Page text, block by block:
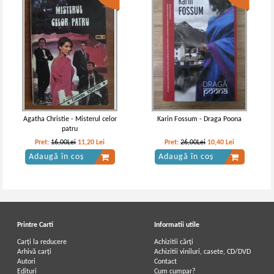
Agatha Christie - Misterul celor
patru
Pret:16,00Lei 11,20 Lei
Adaugă în coș
Karin Fossum - Draga Poona
Pret:26,00Lei 10,40 Lei
Adaugă în coș
Printre Carti
Carți la reducere
Arhivă carți
Autori
Edituri
Informatii utile
Achizitii cărți
Achizitii viniluri, casete, CD/DVD
Contact
Cum cumpar?